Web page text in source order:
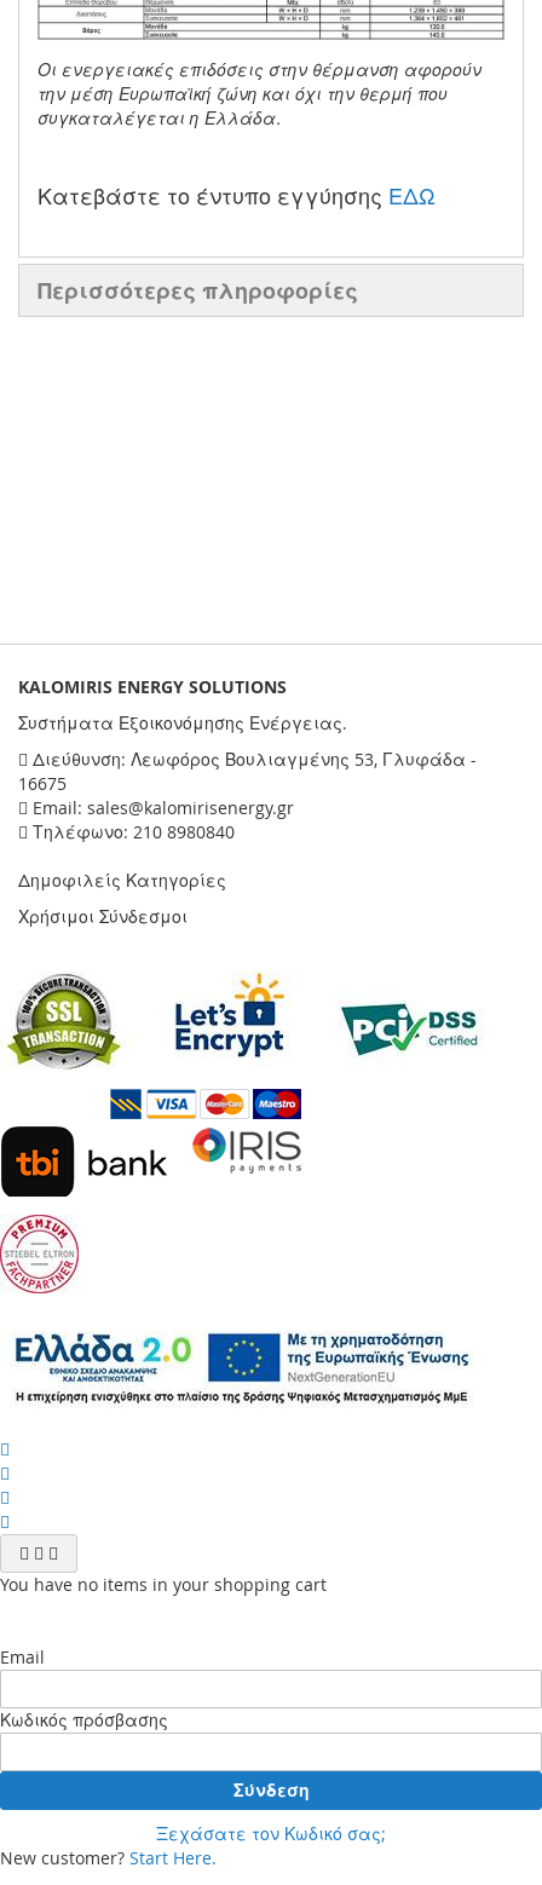
Οι ενεργειακές επιδόσεις στην θέρμανση αφορούν
την μέση Ευρωπαϊκή ζώνη και όχι την θερμή που
συγκαταλέγεται η Ελλάδα.
Κατεβάστε το έντυπο εγγύησης ΕΔΩ
Περισσότερες πληροφορίες
KALOMIRIS ENERGY SOLUTIONS
Συστήματα Εξοικονόμησης Ενέργειας.
Διεύθυνση: Λεωφόρος Βουλιαγμένης 53, Γλυφάδα -
16675
Email: sales@kalomirisenergy.gr
Τηλέφωνο: 210 8980840
Δημοφιλείς Κατηγορίες
Χρήσιμοι Σύνδεσμοι
You have no items in your shopping cart
Email
Κωδικός πρόσβασης
Σύνδεση
Ξεχάσατε τον Κωδικό σας;
New customer? Start Here.